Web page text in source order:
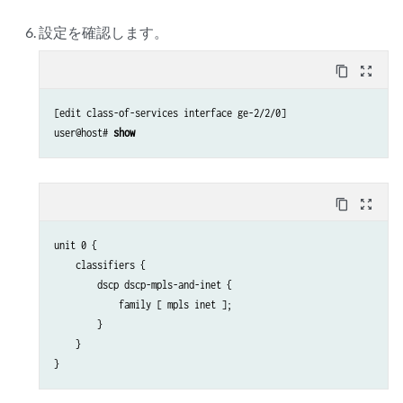
設定を確認します。
content_copy zoom_out_map
[edit class-of-services interface ge-2/2/0]
user@host# show
content_copy zoom_out_map
unit 0 {
    classifiers {
        dscp dscp-mpls-and-inet {
            family [ mpls inet ];
        }
    }